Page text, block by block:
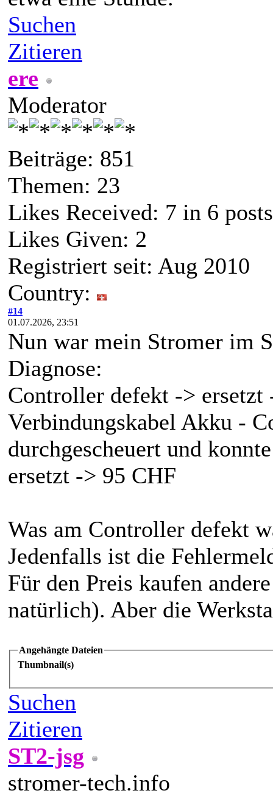
Suchen
Zitieren
ere
Moderator
Beiträge: 851
Themen: 23
Likes Received: 7 in 6 posts
Likes Given: 2
Registriert seit: Aug 2010
Country:
#14
01.07.2026, 23:51
Nun war mein Stromer im
Diagnose:
Controller defekt -> ersetzt
Verbindungskabel Akku -
durchgescheuert und
ersetzt -> 95 CHF
Was am Controller defekt
Jedenfalls ist die
Für den Preis kaufen
natürlich). Aber die
Angehängte Dateien
Thumbnail(s)
Suchen
Zitieren
ST2-jsg
stromer-tech.info